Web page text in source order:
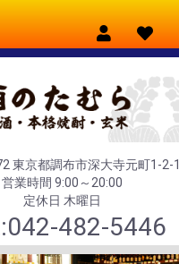
東京都調布市深大寺元町1-2-1
営業時間 9:00～20:00
定休日 木曜日
482-5446